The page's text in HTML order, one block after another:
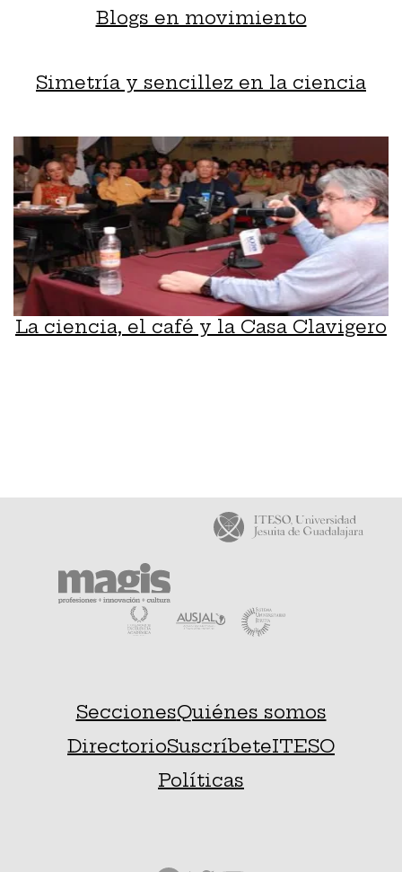
Blogs en movimiento
Simetría y sencillez en la ciencia
La ciencia, el café y la Casa Clavigero
SeccionesQuiénes somos
DirectorioSuscríbeteITESO
Políticas